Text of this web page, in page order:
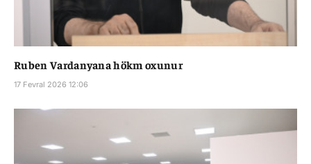
Ruben Vardanyana hökm oxunur
17 Fevral 2026 12:06